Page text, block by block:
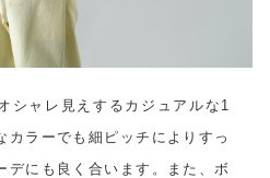
シャレ見えするカジュアルな1
カラーでも細ピッチによりすっ
デにも良く合います。また、ボ